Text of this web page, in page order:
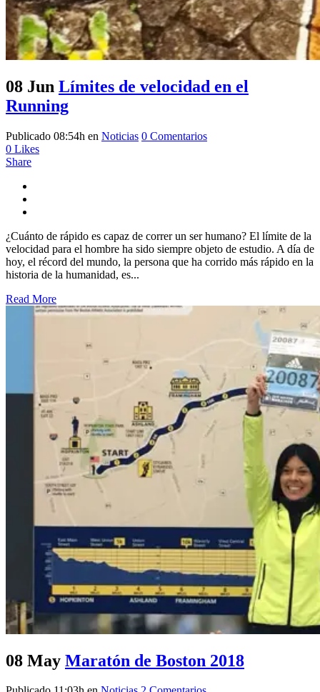
08 Jun Límites de velocidad en el
Running
Publicado 08:54h en Noticias 0 Comentarios
0 Likes
Share
¿Cuánto de rápido es capaz de correr un ser humano? El límite de la
velocidad para el hombre ha sido siempre objeto de estudio. A día de
hoy, el récord del mundo, la persona que ha corrido más rápido en la
historia de la humanidad, es...
Read More
08 May Maratón de Boston 2018